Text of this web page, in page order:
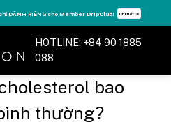
thẻ Vitamin Drip Membership. Xem ngay ➝
HOTLINE: +84 90 1885
088
bao
thường?